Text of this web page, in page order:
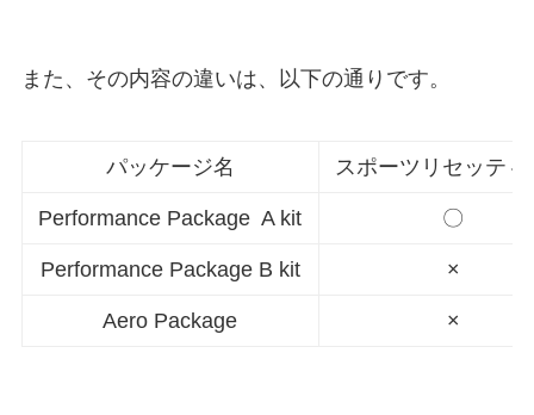
また、その内容の違いは、以下の通りです。
パッケージ名 スポーツリセッティ
Performance Package A kit 〇
Performance Package B kit ×
Aero Package ×